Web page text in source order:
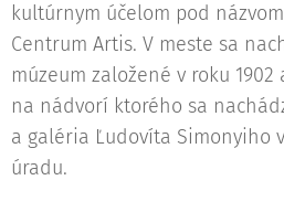
kultúrnym účelom pod
Centrum Artis. V meste sa
múzeum založené v roku
na nádvorí ktorého sa
a galéria Ľudovíta Simonyiho
úradu.